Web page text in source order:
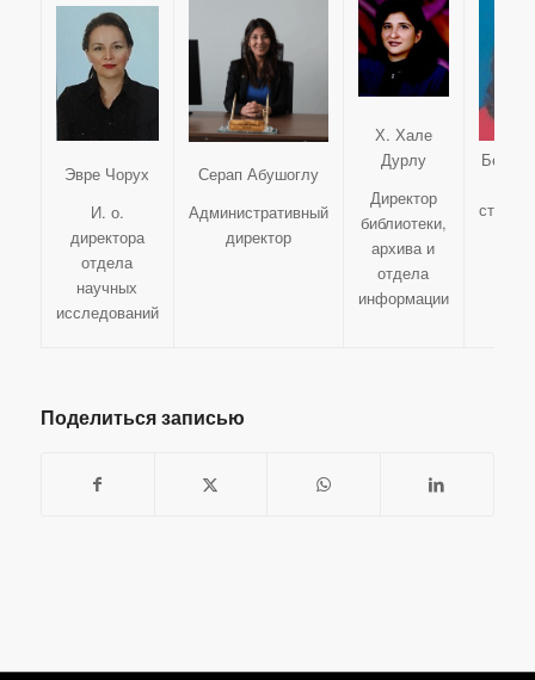
Эвре Чорух
И. о.
директора
отдела
научных
исследований
Серап Абушоглу
Административный
директор
Х. Хале
Дурлу
Директор
библиотеки,
архива и
отдела
информации
Поделиться записью